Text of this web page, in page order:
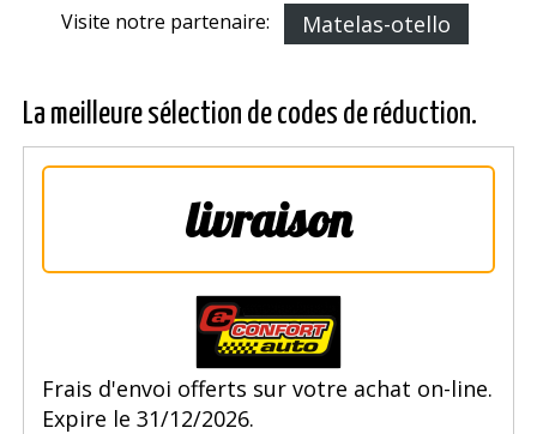
Visite notre partenaire: Matelas-otello
La meilleure sélection de codes de réduction.
livraison
Frais d'envoi offerts sur votre achat on-line.
Expire le 31/12/2026.